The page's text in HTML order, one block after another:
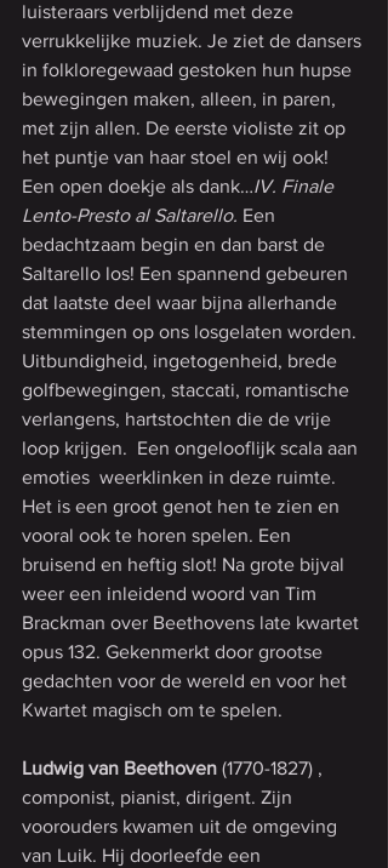
luisteraars verblijdend met deze
verrukkelijke muziek. Je ziet de dansers
in folkloregewaad gestoken hun hupse
bewegingen maken, alleen, in paren,
met zijn allen. De eerste violiste zit op
het puntje van haar stoel en wij ook!
Een open doekje als dank…IV. Finale
Lento-Presto al Saltarello. Een
bedachtzaam begin en dan barst de
Saltarello los! Een spannend gebeuren
dat laatste deel waar bijna allerhande
stemmingen op ons losgelaten worden.
Uitbundigheid, ingetogenheid, brede
golfbewegingen, staccati, romantische
verlangens, hartstochten die de vrije
loop krijgen.  Een ongelooflijk scala aan
emoties  weerklinken in deze ruimte.
Het is een groot genot hen te zien en
vooral ook te horen spelen. Een
bruisend en heftig slot! Na grote bijval
weer een inleidend woord van Tim
Brackman over Beethovens late kwartet
opus 132. Gekenmerkt door grootse
gedachten voor de wereld en voor het
Kwartet magisch om te spelen.
Ludwig van Beethoven (1770-1827) ,
componist, pianist, dirigent. Zijn
voorouders kwamen uit de omgeving
van Luik. Hij doorleefde een